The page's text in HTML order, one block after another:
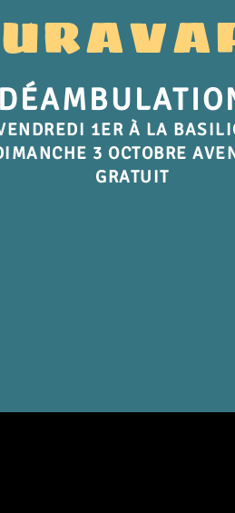
1ER À LA
3 OCTOBRE
GRATUIT